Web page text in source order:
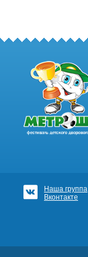
Наша группа
Вконтакте